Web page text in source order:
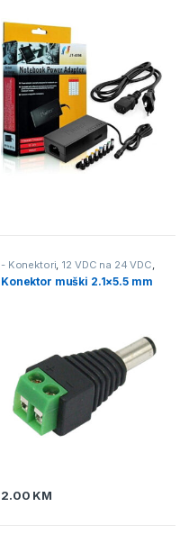
- Konektori, 12 VDC na 24 VDC,
230 VAC na 12 VDC 230 VAC na
24 VDC,230 VAC na 5 VDC,24
Konektor muški 2.1×5.5 mm
2.00 KM